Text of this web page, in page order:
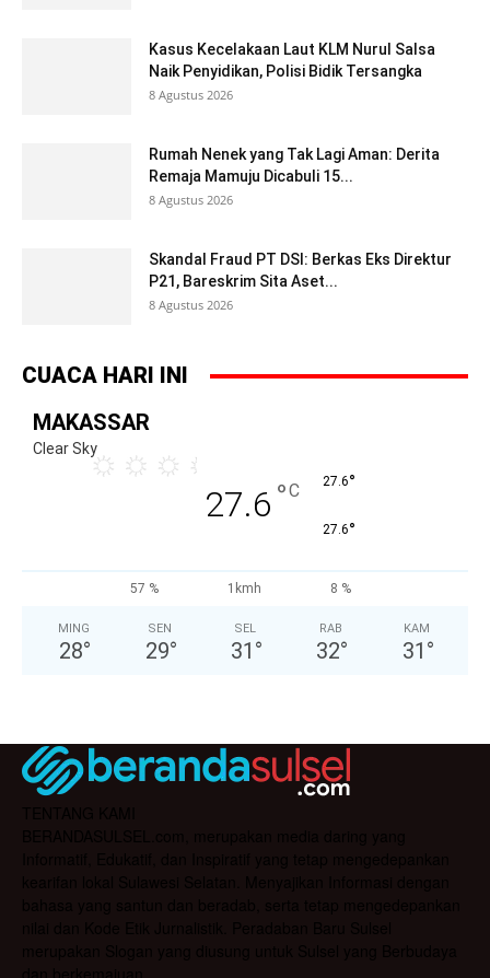
Kasus Kecelakaan Laut KLM Nurul Salsa
Naik Penyidikan, Polisi Bidik Tersangka
8 Agustus 2026
Rumah Nenek yang Tak Lagi Aman: Derita
Remaja Mamuju Dicabuli 15...
8 Agustus 2026
Skandal Fraud PT DSI: Berkas Eks Direktur
P21, Bareskrim Sita Aset...
8 Agustus 2026
CUACA HARI INI
MAKASSAR
Clear Sky
27.6 °C 27.6°
27.6°
57 % 1kmh 8 %
MING
28°
SEN
29°
SEL
31 °
RAB
32°
KAM
31 °